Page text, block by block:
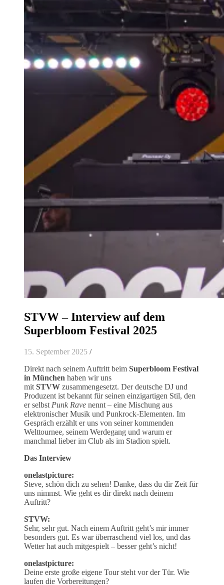
STVW – Interview auf dem
Superbloom Festival 2025
15. September 2025 /
Direkt nach seinem Auftritt beim Superbloom Festival
in München haben wir uns
mit STVW zusammengesetzt. Der deutsche DJ und
Produzent ist bekannt für seinen einzigartigen Stil, den
er selbst Punk Rave nennt – eine Mischung aus
elektronischer Musik und Punkrock-Elementen. Im
Gespräch erzählt er uns von seiner kommenden
Welttournee, seinem Werdegang und warum er
manchmal lieber im Club als im Stadion spielt.
Das Interview
onelastpicture:
Steve, schön dich zu sehen! Danke, dass du dir Zeit für
uns nimmst. Wie geht es dir direkt nach deinem
Auftritt?
STVW:
Sehr, sehr gut. Nach einem Auftritt geht’s mir immer
besonders gut. Es war überraschend viel los, und das
Wetter hat auch mitgespielt – besser geht’s nicht!
onelastpicture:
Deine erste große eigene Tour steht vor der Tür. Wie
laufen die Vorbereitungen?